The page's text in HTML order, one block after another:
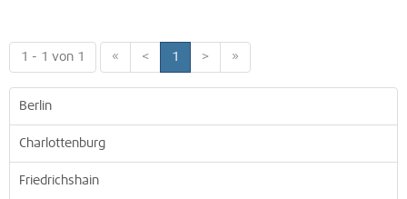
1 - 1 von 1 « < 1 > »
Berlin
Charlottenburg
Friedrichshain